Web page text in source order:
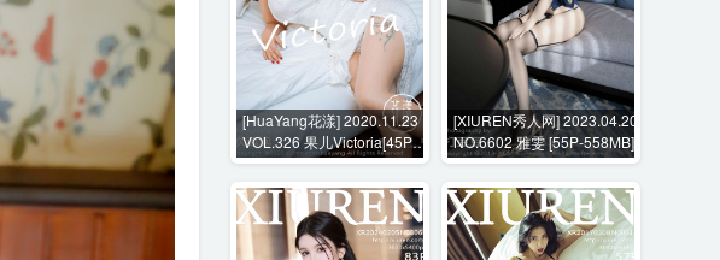
[HuaYang花漾] 2020.11.23
VOL.326 果儿Victoria[45P-
475MB]
[XIUREN秀人网] 2023.04.20
NO.6602 雅雯 [55P-558MB]